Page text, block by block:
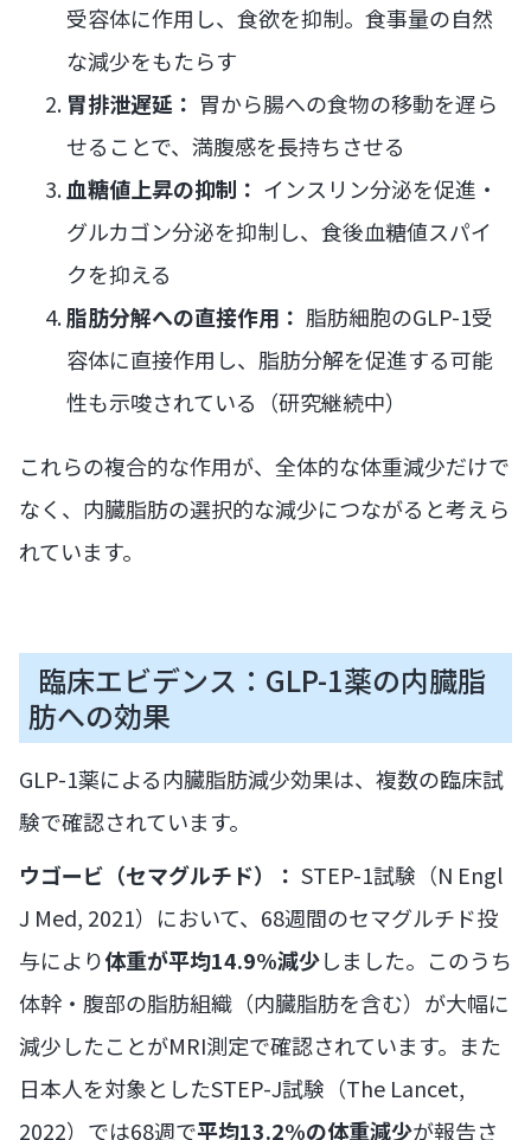
受容体に作用し、食欲を抑制。食事量の自然
な減少をもたらす
胃排泄遅延： 胃から腸への食物の移動を遅ら
せることで、満腹感を長持ちさせる
血糖値上昇の抑制： インスリン分泌を促進・
グルカゴン分泌を抑制し、食後血糖値スパイ
クを抑える
脂肪分解への直接作用： 脂肪細胞のGLP-1受
容体に直接作用し、脂肪分解を促進する可能
性も示唆されている（研究継続中）
これらの複合的な作用が、全体的な体重減少だけで
なく、内臓脂肪の選択的な減少につながると考えら
れています。
臨床エビデンス：GLP-1薬の内臓脂
肪への効果
GLP-1薬による内臓脂肪減少効果は、複数の臨床試
験で確認されています。
ウゴービ（セマグルチド）： STEP-1試験（N Engl
J Med, 2021）において、68週間のセマグルチド投
与により体重が平均14.9%減少しました。このうち
体幹・腹部の脂肪組織（内臓脂肪を含む）が大幅に
減少したことがMRI測定で確認されています。また
日本人を対象としたSTEP-J試験（The Lancet,
2022）では68週で平均13.2%の体重減少が報告さ